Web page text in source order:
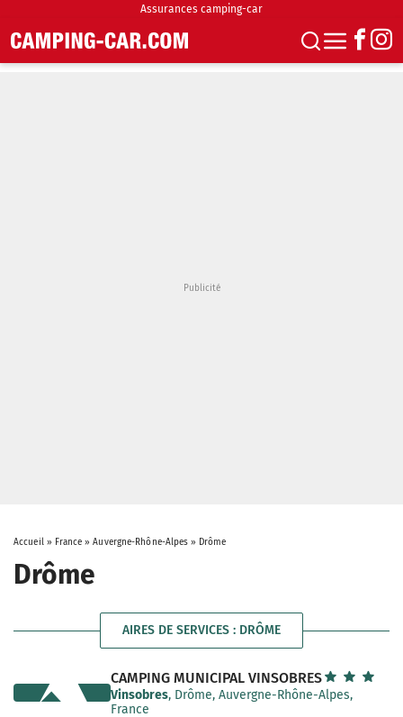
Assurances camping-car
Accueil» France »Auvergne-Rhône-Alpes » Drôme
Drôme
AIRES DE SERVICES : DRÔME
CAMPING MUNICIPAL VINSOBRES
Vinsobres, Drôme, Auvergne-Rhône-Alpes,
France